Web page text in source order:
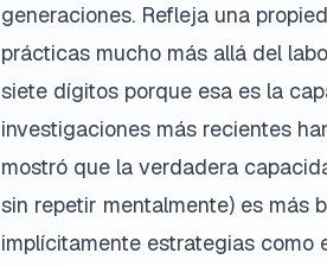
generaciones. Refleja una
prácticas mucho más allá del
siete dígitos porque esa es la
investigaciones más recientes
mostró que la verdadera
sin repetir mentalmente) es más
implícitamente estrategias